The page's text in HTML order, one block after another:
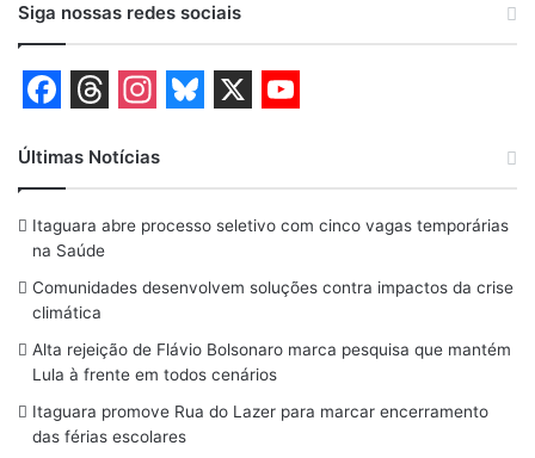
Siga nossas redes sociais
a
c
e
b
o
o
k
h
r
e
a
d
s
n
s
t
a
r
a
m
u
e
s
y
u
T
u
e
Últimas Notícias
Itaguara abre processo seletivo com cinco vagas temporárias
na Saúde
Comunidades desenvolvem soluções contra impactos da crise
climática
Alta rejeição de Flávio Bolsonaro marca pesquisa que mantém
Lula à frente em todos cenários
Itaguara promove Rua do Lazer para marcar encerramento
das férias escolares